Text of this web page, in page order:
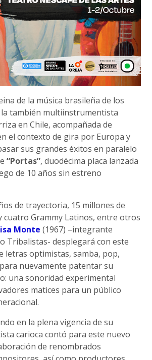
de la música brasileña de los
también multiinstrumentista
en Chile, acompañada de
el contexto de gira por Europa y
sus grandes éxitos en paralelo
“Portas”, duodécima placa lanzada
de 10 años sin estreno
de trayectoria, 15 millones de
cuatro Grammy Latinos, entre otros
Monte (1967) –integrante
Tribalistas- desplegará con este
letras optimistas, samba, pop,
nuevamente patentar su
una sonoridad experimental
matices para un público
en la plena vigencia de su
carioca contó para este nuevo
de renombrados